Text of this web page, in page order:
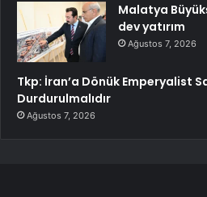
Malatya
dev yatırım
Ağustos 7, 2026
Tkp: İran’a Dönük Emperyalist
Durdurulmalıdır
Ağustos 7, 2026